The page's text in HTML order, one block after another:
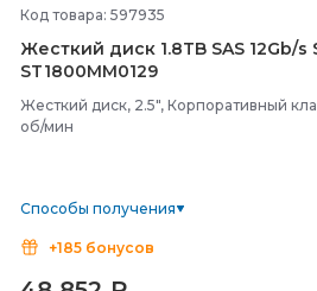
Код товара: 597935
Жесткий диск 1.8TB SAS 12Gb/s
ST1800MM0129
Жесткий диск, 2.5", Корпоративный
об/мин
Способы получения
+185 бонусов